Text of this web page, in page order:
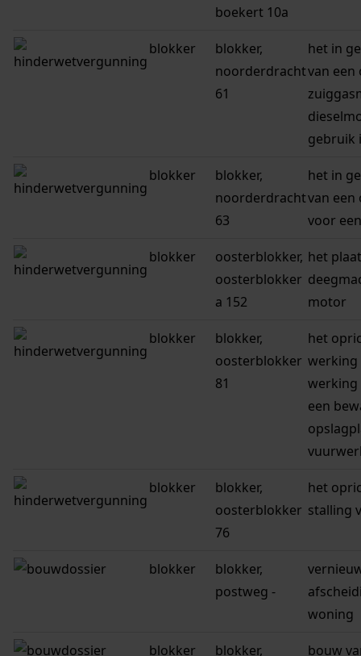
boekert 10a
blokker
blokker,
noorderdracht
61
het in
van
gebruik
blokker
blokker,
noorderdracht
63
het in
van een
voor
blokker
oosterblokker,
oosterblokker
a 152
het
motor
blokker
blokker,
oosterblokker
81
het
werking
werking
een
blokker
blokker,
oosterblokker
76
het
stalling
blokker
blokker,
postweg -
woning
blokker
blokker,
bouw